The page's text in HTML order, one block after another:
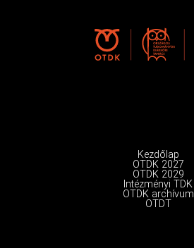
Kezdőlap
OTDK 2027
OTDK 2029
Intézményi TDK
OTDK archívum
OTDT